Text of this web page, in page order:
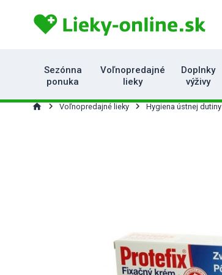
Sezónna
ponuka
Voľnopredajné
lieky
Doplnky
výživy
home Voľnopredajné lieky Hygiena ústnej dutiny